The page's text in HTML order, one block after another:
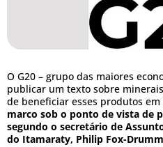
O G20 – grupo das maiores
publicar um texto sobre
de beneficiar esses produtos
marco sob o ponto de vista de
segundo o secretário de
do Itamaraty, Philip Fox-